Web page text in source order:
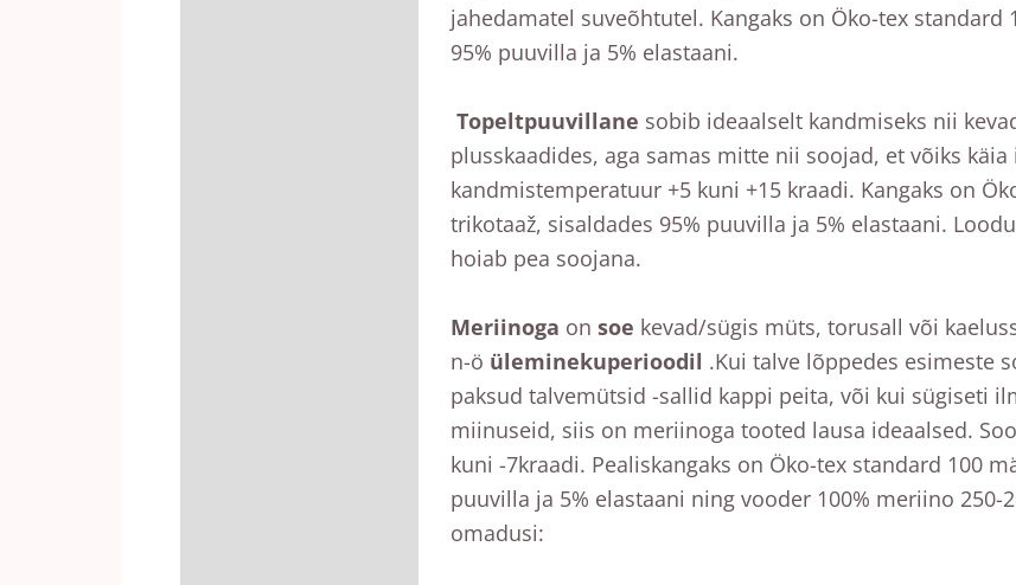
jahedamatel suveõhtutel. Kangaks on Öko-tex standard
95% puuvilla ja 5% elastaani.
Topeltpuuvillane sobib ideaalselt kandmiseks nii
plusskaadides, aga samas mitte nii soojad, et võiks
kandmistemperatuur +5 kuni +15 kraadi. Kangaks on
trikotaaž, sisaldades 95% puuvilla ja 5% elastaani.
hoiab pea soojana.
Meriinoga on soe kevad/sügis müts, torusall või
n-ö üleminekuperioodil .Kui talve lõppedes esimeste
paksud talvemütsid -sallid kappi peita, või kui sügiseti
miinuseid, siis on meriinoga tooted lausa ideaalsed.
kuni -7kraadi. Pealiskangaks on Öko-tex standard 100
puuvilla ja 5% elastaani ning vooder 100% meriino
omadusi: